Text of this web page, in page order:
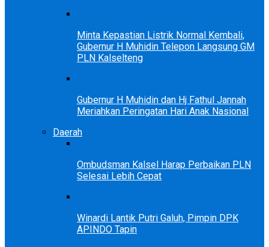
Minta Kepastian Listrik Normal Kembali,
Gubernur H Muhidin Telepon Langsung GM
PLN Kalselteng
Gubernur H Muhidin dan Hj Fathul Jannah
Meriahkan Peringatan Hari Anak Nasional
Daerah
Ombudsman Kalsel Harap Perbaikan PLN
Selesai Lebih Cepat
Winardi Lantik Putri Galuh, Pimpin DPK
APINDO Tapin